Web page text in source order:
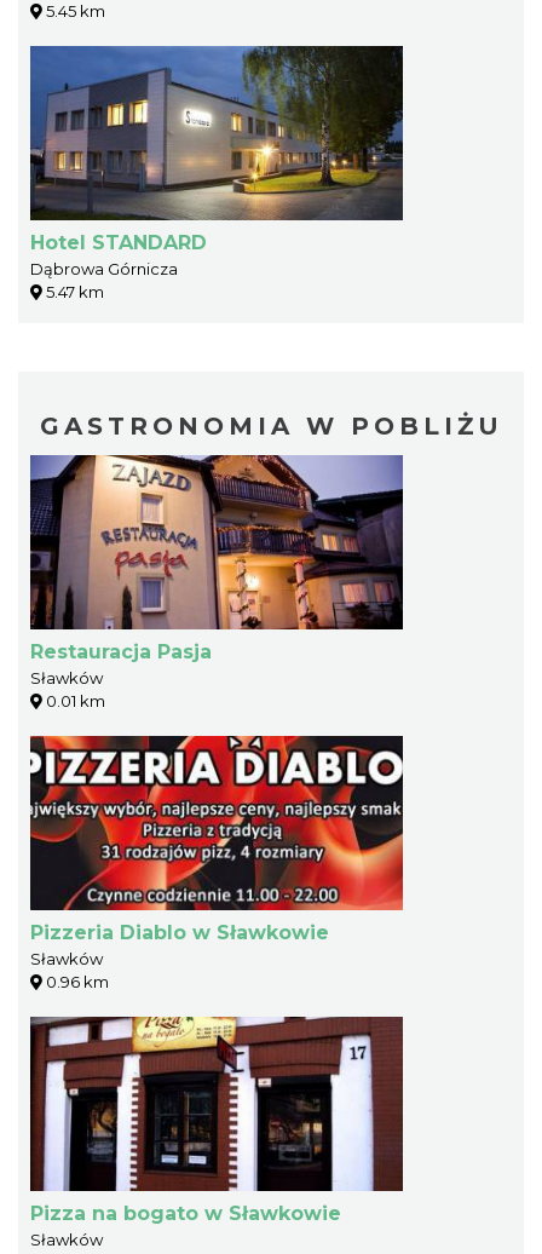
5.45 km
Hotel STANDARD
Dąbrowa Górnicza
5.47 km
GASTRONOMIA W POBLIŻU
Restauracja Pasja
Sławków
0.01 km
Pizzeria Diablo w Sławkowie
Sławków
0.96 km
Pizza na bogato w Sławkowie
Sławków